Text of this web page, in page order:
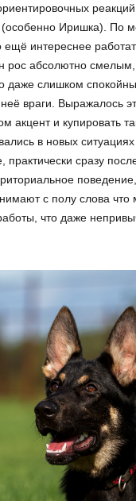
Иришка). По
ещё интереснее
рос абсолютно
даже слишком
враги. Выражалось
акцент и купировать
в новых ситуациях
сразу
с полу слова что
что даже